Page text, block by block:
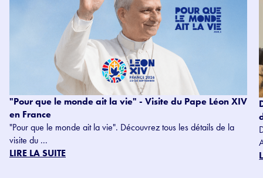
"Pour que le monde ait la vie" - Visite du Pape Léon XIV
en France
"Pour que le monde ait la vie". Découvrez tous les détails de la
visite du ...
LIRE LA SUITE